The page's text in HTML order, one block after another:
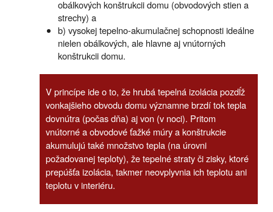
obálkových konštrukcii domu (obvodových stien a
strechy) a
b) vysokej tepelno-akumulačnej schopnosti ideálne
nielen obálkových, ale hlavne aj vnútorných
konštrukcii domu.
V princípe ide o to, že hrubá tepelná izolácia pozdĺž
vonkajšieho obvodu domu významne brzdí tok tepla
dovnútra (počas dňa) aj von (v noci). Pritom
vnútorné a obvodové ťažké múry a konštrukcie
akumulujú také množstvo tepla (na úrovni
požadovanej teploty), že tepelné straty či zisky, ktoré
prepúšťa izolácia, takmer neovplyvnia ich teplotu ani
teplotu v interiéru.